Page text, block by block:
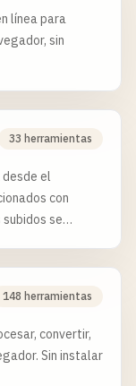
línea para
sin
33 herramientas
el
con
se
148 herramientas
convertir,
Sin instalar